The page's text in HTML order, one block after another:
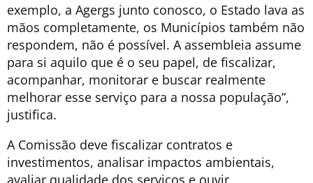
exemplo, a Agergs junto conosco, o Estado lava as
mãos completamente, os Municípios também não
respondem, não é possível. A assembleia assume
para si aquilo que é o seu papel, de fiscalizar,
acompanhar, monitorar e buscar realmente
melhorar esse serviço para a nossa população”,
justifica.
A Comissão deve fiscalizar contratos e
investimentos, analisar impactos ambientais,
avaliar qualidade dos serviços e ouvir